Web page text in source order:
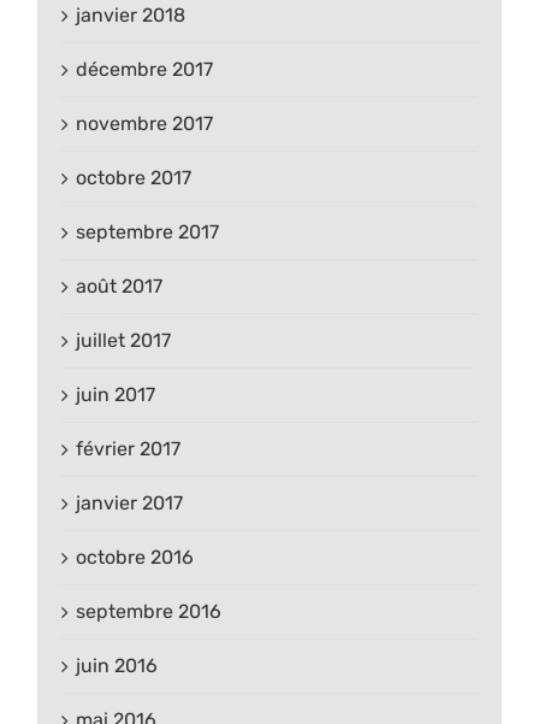
janvier 2018
décembre 2017
novembre 2017
octobre 2017
septembre 2017
août 2017
juillet 2017
juin 2017
février 2017
janvier 2017
octobre 2016
septembre 2016
juin 2016